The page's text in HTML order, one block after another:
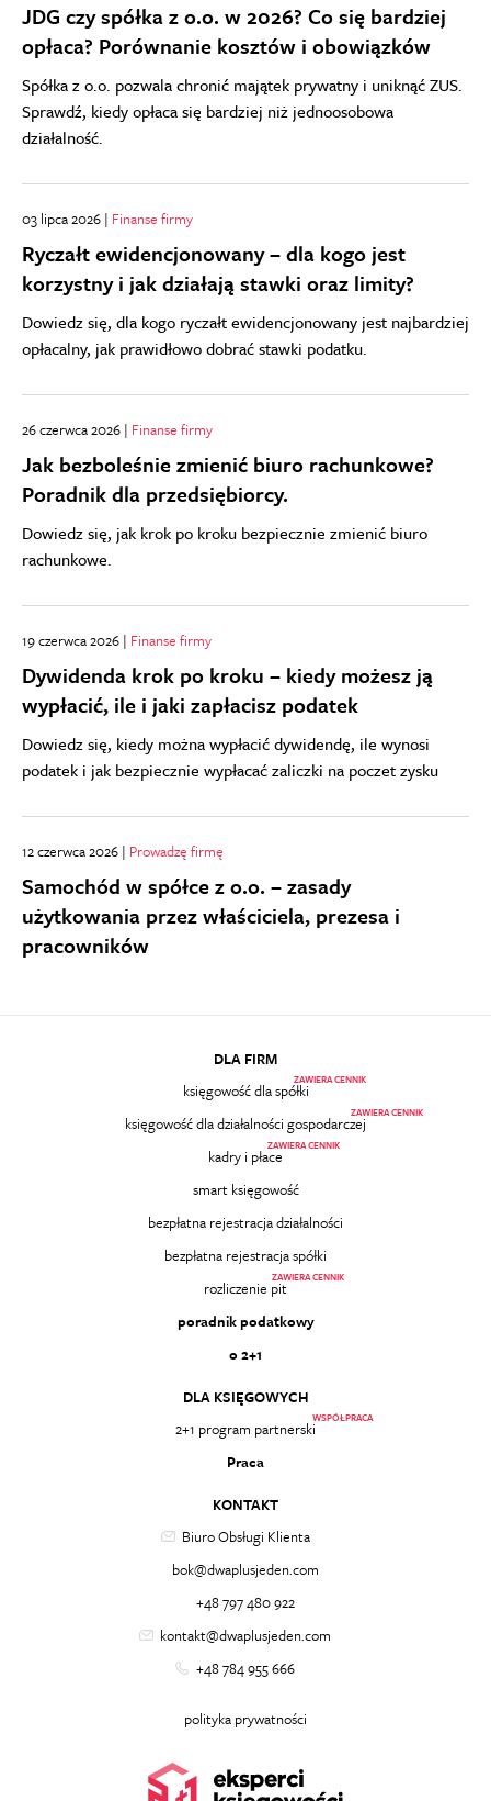
JDG czy spółka z o.o. w 2026? Co się bardziej
opłaca? Porównanie kosztów i obowiązków
Spółka z o.o. pozwala chronić majątek prywatny i uniknąć ZUS.
Sprawdź, kiedy opłaca się bardziej niż jednoosobowa
działalność.
03 lipca 2026 | Finanse firmy
Ryczałt ewidencjonowany – dla kogo jest
korzystny i jak działają stawki oraz limity?
Dowiedz się, dla kogo ryczałt ewidencjonowany jest najbardziej
opłacalny, jak prawidłowo dobrać stawki podatku.
26 czerwca 2026 | Finanse firmy
Jak bezboleśnie zmienić biuro rachunkowe?
Poradnik dla przedsiębiorcy.
Dowiedz się, jak krok po kroku bezpiecznie zmienić biuro
rachunkowe.
19 czerwca 2026 | Finanse firmy
Dywidenda krok po kroku – kiedy możesz ją
wypłacić, ile i jaki zapłacisz podatek
Dowiedz się, kiedy można wypłacić dywidendę, ile wynosi
podatek i jak bezpiecznie wypłacać zaliczki na poczet zysku
12 czerwca 2026 | Prowadzę firmę
Samochód w spółce z o.o. – zasady
użytkowania przez właściciela, prezesa i
pracowników
DLA FIRM
księgowość dla spółki
ZAWIERA CENNIK
księgowość dla działalności gospodarczej
ZAWIERA CENNIK
kadry i płace
ZAWIERA CENNIK
smart księgowość
bezpłatna rejestracja działalności
bezpłatna rejestracja spółki
rozliczenie pit
ZAWIERA CENNIK
poradnik podatkowy
o 2+1
DLA KSIĘGOWYCH
2+1 program partnerski
WSPÓŁPRACA
Praca
KONTAKT
Biuro Obsługi Klienta
bok@dwaplusjeden.com
+48 797 480 922
kontakt@dwaplusjeden.com
+48 784 955 666
polityka prywatności